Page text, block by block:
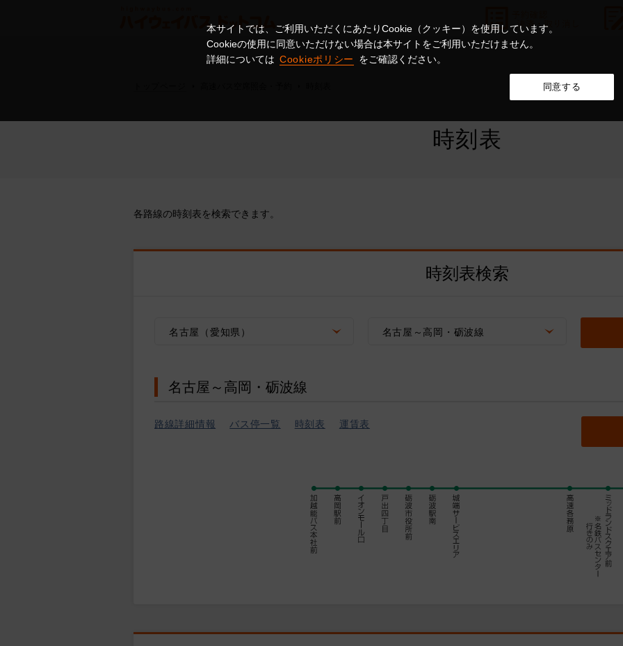
本サイトでは、ご利用いただくにあたりCookie（クッキー）を使用しています。
Cookieの使用に同意いただけない場合は本サイトをご利用いただけません。
詳細については Cookieポリシー をご確認ください。
同意する
時刻表
各路線の時刻表を検索できます。
時刻表検索
名古屋（愛知県） 名古屋～高岡・砺波線
名古屋～高岡・砺波線
路線詳細情報 バス停一覧 時刻表 運賃表